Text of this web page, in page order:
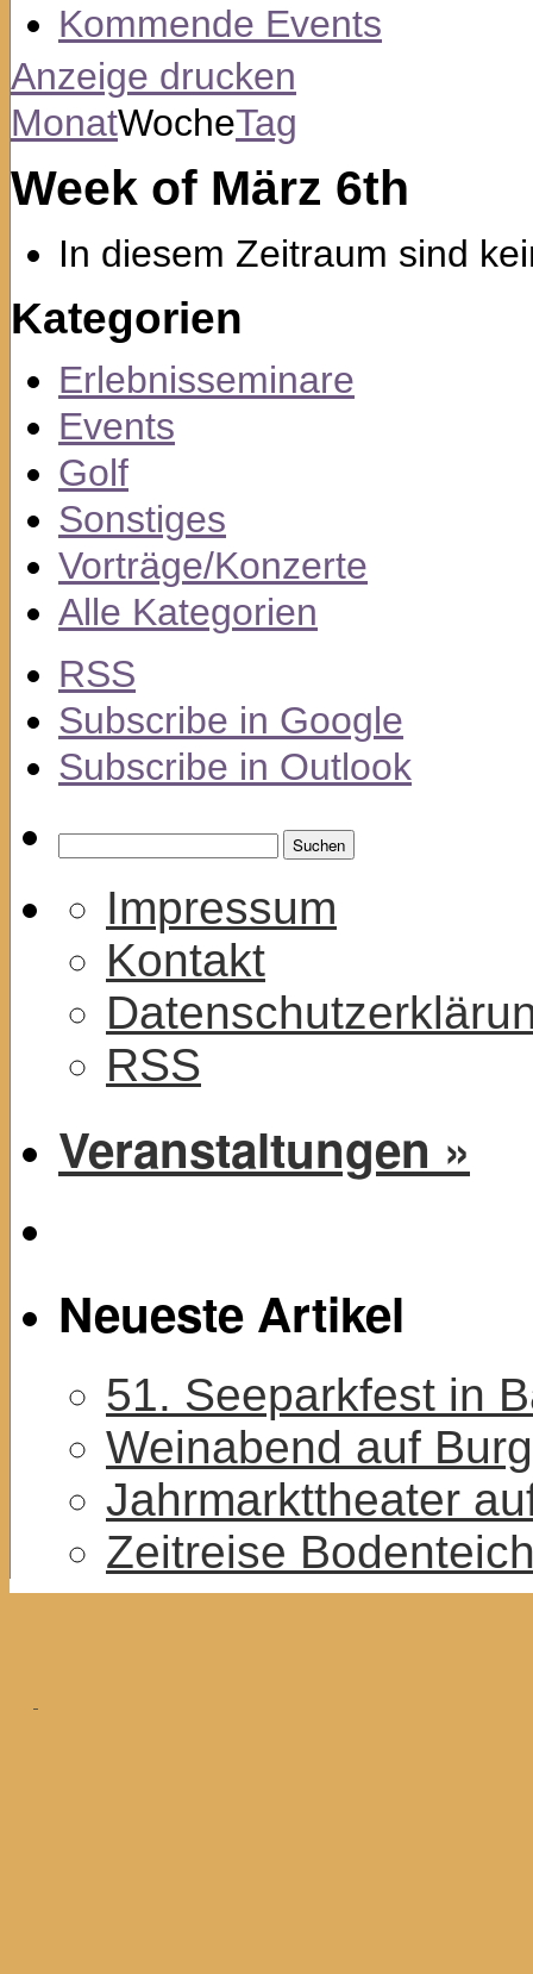
Kommende Events
Anzeige drucken
MonatWocheTag
Week of März 6th
In diesem Zeitraum sind
Kategorien
Erlebnisseminare
Events
Golf
Sonstiges
Vorträge/Konzerte
Alle Kategorien
RSS
Subscribe in Google
Subscribe in Outlook
Suchen
nach:
Impressum
Kontakt
RSS
Veranstaltungen »
Neueste Artikel
51. Seeparkfest in
Weinabend auf
Jahrmarkttheater
Zeitreise